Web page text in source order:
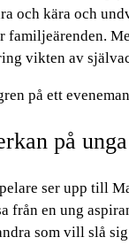
och kära och
familjeärenden.
vikten av
på
ser upp till
från en ung
som vill slå